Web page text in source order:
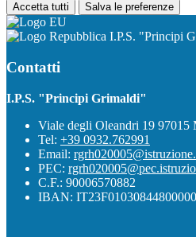
Accetta tutti Salva le preferenze
I.P.S. "Principi
Contatti
I.P.S. "Principi Grimaldi"
Viale degli Oleandri 19
Tel: +39 0932.762991
Email:
PEC:
C.F.: 90006570882
IBAN: